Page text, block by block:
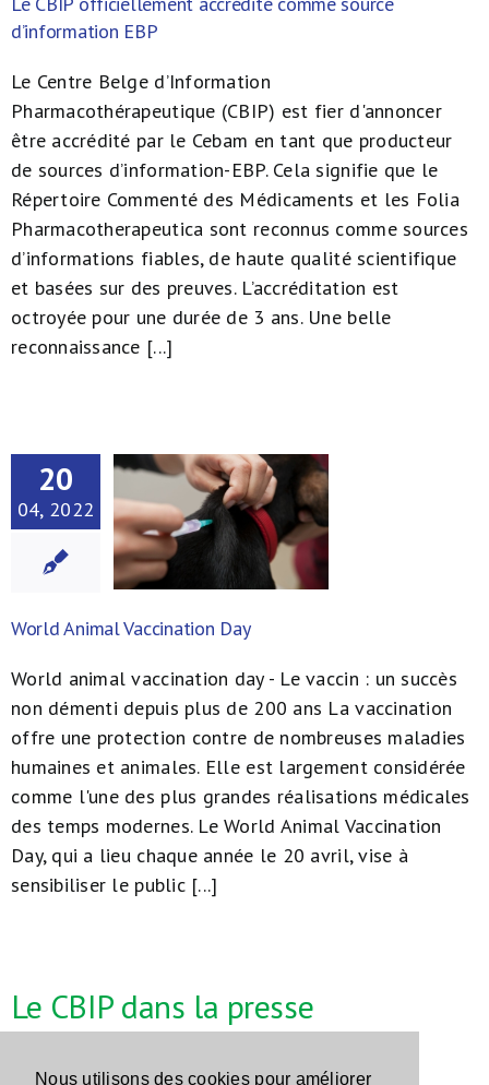
Nous utilisons des cookies pour améliorer
d’information EBP
Le Centre Belge d’Information
Pharmacothérapeutique (CBIP) est fier d'annoncer
être accrédité par le Cebam en tant que producteur
de sources d’information-EBP. Cela signifie que le
Répertoire Commenté des Médicaments et les Folia
Pharmacotherapeutica sont reconnus comme sources
d’informations fiables, de haute qualité scientifique
et basées sur des preuves. L’accréditation est
octroyée pour une durée de 3 ans. Une belle
reconnaissance [...]
20
04, 2022
World Animal Vaccination Day
World animal vaccination day - Le vaccin : un succès
non démenti depuis plus de 200 ans La vaccination
offre une protection contre de nombreuses maladies
humaines et animales. Elle est largement considérée
comme l'une des plus grandes réalisations médicales
des temps modernes. Le World Animal Vaccination
Day, qui a lieu chaque année le 20 avril, vise à
sensibiliser le public [...]
Le CBIP dans la presse